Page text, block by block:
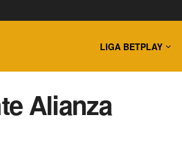
LIGA BETPLAY
Alianza